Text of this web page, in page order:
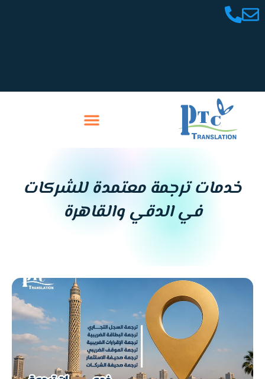
تخطي
خدمات ترجمة معتمدة للشركات
في الدقي والقاهرة